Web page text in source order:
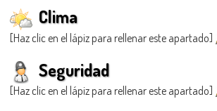
Clima
[Haz clic en el lápiz para rellenar este apartado]
Seguridad
[Haz clic en el lápiz para rellenar este apartado]